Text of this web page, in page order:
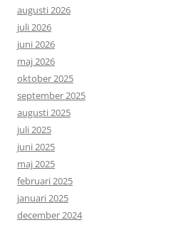
augusti 2026
juli 2026
juni 2026
maj 2026
oktober 2025
september 2025
augusti 2025
juli 2025
juni 2025
maj 2025
februari 2025
januari 2025
december 2024